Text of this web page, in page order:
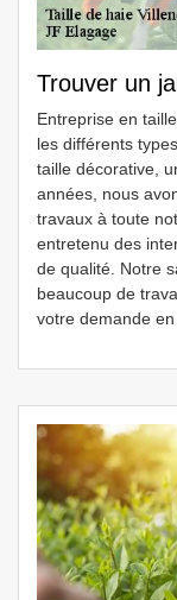
Trouver un
Entreprise en
les différents
taille décorative,
années, nous
travaux à toute
entretenu des
de qualité. Notre
beaucoup de
votre demande